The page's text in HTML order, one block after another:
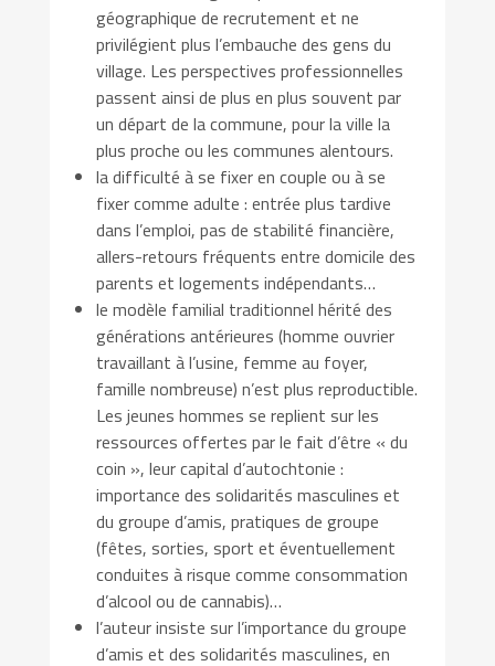
géographique de recrutement et ne
privilégient plus l’embauche des gens du
village. Les perspectives professionnelles
passent ainsi de plus en plus souvent par
un départ de la commune, pour la ville la
plus proche ou les communes alentours.
la difficulté à se fixer en couple ou à se
fixer comme adulte : entrée plus tardive
dans l’emploi, pas de stabilité financière,
allers-retours fréquents entre domicile des
parents et logements indépendants…
le modèle familial traditionnel hérité des
générations antérieures (homme ouvrier
travaillant à l’usine, femme au foyer,
famille nombreuse) n’est plus reproductible.
Les jeunes hommes se replient sur les
ressources offertes par le fait d’être « du
coin », leur capital d’autochtonie :
importance des solidarités masculines et
du groupe d’amis, pratiques de groupe
(fêtes, sorties, sport et éventuellement
conduites à risque comme consommation
d’alcool ou de cannabis)…
l’auteur insiste sur l’importance du groupe
d’amis et des solidarités masculines, en